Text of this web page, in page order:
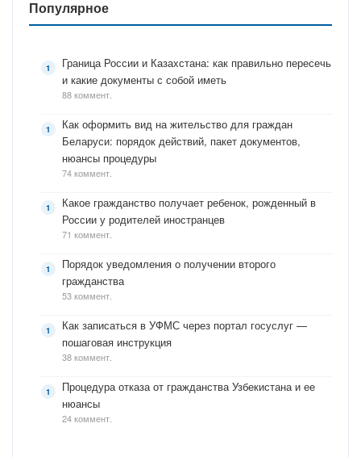
Популярное
Граница России и Казахстана: как правильно пересечь
и какие документы с собой иметь
88 коммент.
Как оформить вид на жительство для граждан
Беларуси: порядок действий, пакет документов,
нюансы процедуры
74 коммент.
Какое гражданство получает ребенок, рожденный в
России у родителей иностранцев
71 коммент.
Порядок уведомления о получении второго
гражданства
53 коммент.
Как записаться в УФМС через портал госуслуг —
пошаговая инструкция
38 коммент.
Процедура отказа от гражданства Узбекистана и ее
нюансы
24 коммент.